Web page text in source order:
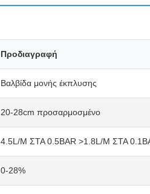
Προδιαγραφή
Βαλβίδα μονής έκπλυσης
20-28cm προσαρμοσμένο
4.5L/M ΣΤΑ 0.5BAR >1.8L/M ΣΤΑ
0-28%